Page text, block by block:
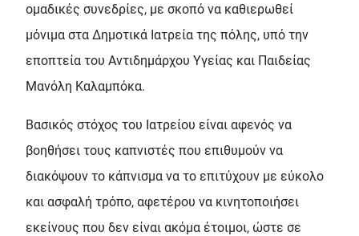
ομαδικές συνεδρίες, με σκοπό να καθιερωθεί
μόνιμα στα Δημοτικά Ιατρεία της πόλης, υπό την
εποπτεία του Αντιδημάρχου Υγείας και Παιδείας
Μανόλη Καλαμπόκα.
Βασικός στόχος του Ιατρείου είναι αφενός να
βοηθήσει τους καπνιστές που επιθυμούν να
διακόψουν το κάπνισμα να το επιτύχουν με εύκολο
και ασφαλή τρόπο, αφετέρου να κινητοποιήσει
εκείνους που δεν είναι ακόμα έτοιμοι, ώστε σε